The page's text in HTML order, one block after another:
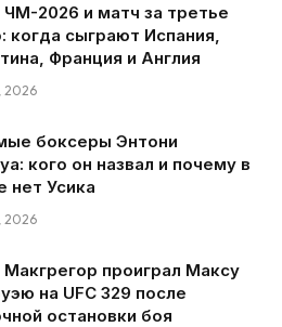
ЧМ-2026 и матч за третье
когда сыграют Испания,
Франция и Англия
2026
боксеры Энтони
кого он назвал и почему в
нет Усика
2026
Макгрегор проиграл Максу
на UFC 329 после
остановки боя